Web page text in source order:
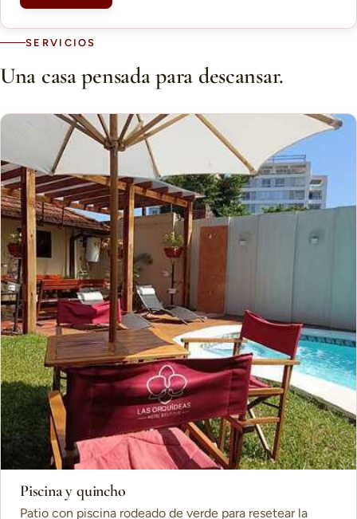
SERVICIOS
Una casa pensada para descansar.
Piscina y quincho
Patio con piscina rodeado de verde para resetear la